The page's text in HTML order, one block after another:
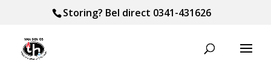
Storing? Bel direct 0341-431626